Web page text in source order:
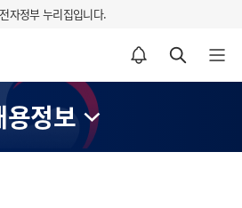
자정부 누리집입니다.
알림설정 바로가기 검색 바로가기 메뉴 열기
용정보